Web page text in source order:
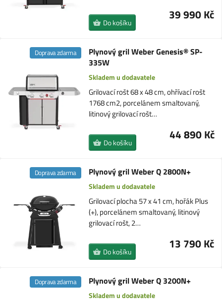
39 990 Kč
Do košíku
Plynový gril Weber Genesis® SP-
335W
Doprava zdarma
Skladem u dodavatele
Grilovací rošt 68 x 48 cm, ohřívací rošt
1768 cm2, porcelánem smaltovaný,
litinový grilovací rošt…
44 890 Kč
Do košíku
Plynový gril Weber Q 2800N+
Doprava zdarma
Skladem u dodavatele
Grilovací plocha 57 x 41 cm, hořák Plus
(+), porcelánem smaltovaný, litinový
grilovací rošt, 2…
13 790 Kč
Do košíku
Plynový gril Weber Q 3200N+
Doprava zdarma
Skladem u dodavatele